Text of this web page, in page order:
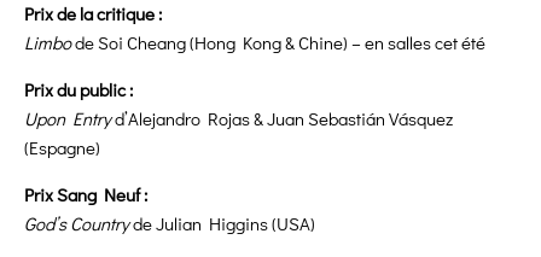
Prix de la critique :
Limbode Soi Cheang (Hong Kong & Chine) – en salles cet été
Prix du public :
Upon Entryd’Alejandro Rojas & Juan Sebastián Vásquez
(Espagne)
Prix Sang Neuf :
God’s Countryde Julian Higgins (USA)